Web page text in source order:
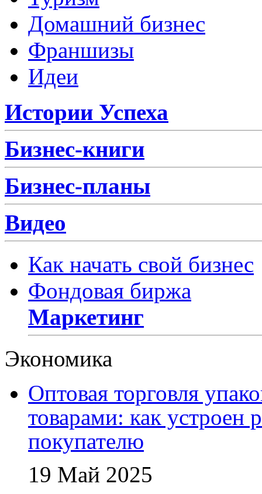
Домашний бизнес
Франшизы
Идеи
Истории Успеха
Бизнес-книги
Бизнес-планы
Видео
Как начать свой бизнес
Фондовая биржа
Маркетинг
Экономика
Оптовая торговля
товарами: как устроен
покупателю
19 Май 2025